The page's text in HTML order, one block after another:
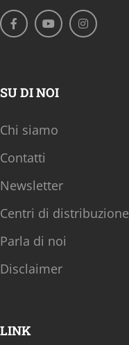
SU DI NOI
Chi siamo
Contatti
Newsletter
Centri di distribuzione
Parla di noi
Disclaimer
LINK